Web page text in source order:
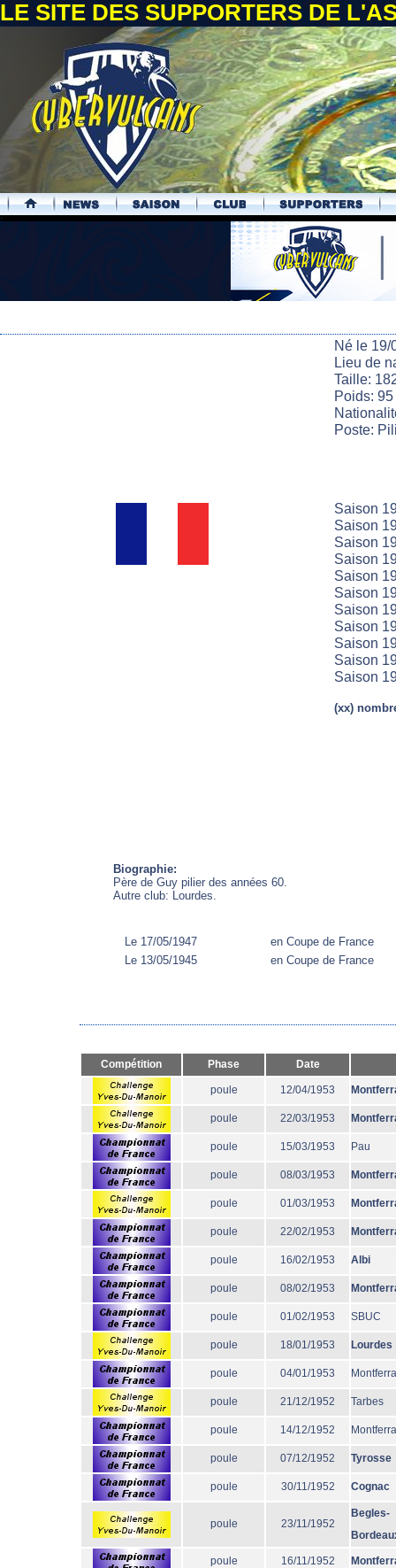
LE SITE DES SUPPORTERS DE
.
Né le 19/
Lieu de
Taille:
Poids:
Poste:
Saison
Saison
Saison
Saison
Saison
Saison
Saison
Saison
Saison
Saison
Saison
(xx)
Biographie:
Père de Guy pilier des années 60.
Autre club: Lourdes.
Le 17/05/1947
en Coupe de France
Le 13/05/1945
en Coupe de France
Compétition Phase Date
poule 12/04/1953
poule 22/03/1953
poule 15/03/1953 Pau
poule 08/03/1953
poule 01/03/1953
poule 22/02/1953
poule 16/02/1953 Albi
poule 08/02/1953
poule 01/02/1953 SBUC
poule 18/01/1953 Lourdes
poule 04/01/1953
poule 21/12/1952 Tarbes
poule 14/12/1952
poule 07/12/1952 Tyrosse
poule 30/11/1952 Cognac
poule 23/11/1952
Begles-
poule 16/11/1952